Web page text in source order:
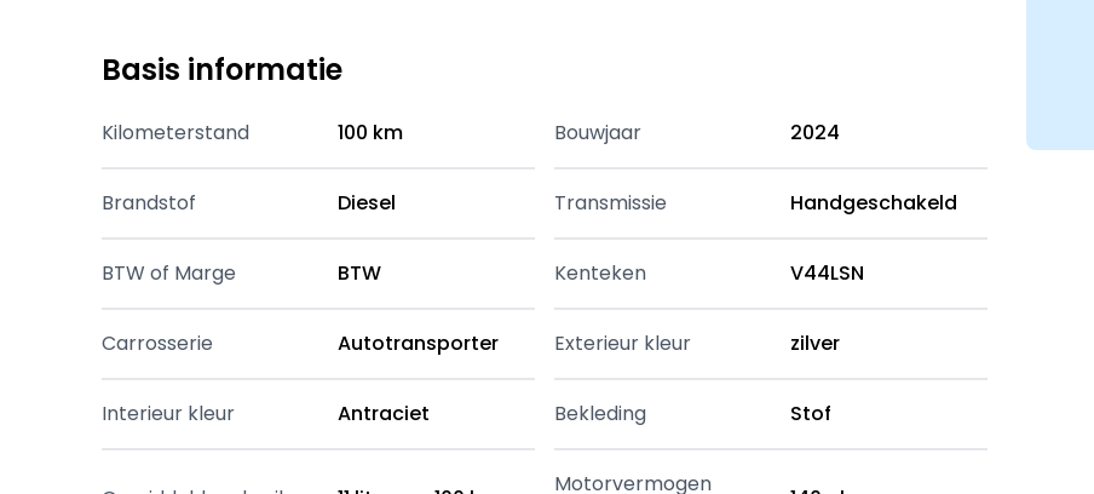
Basis informatie
Kilometerstand 100 km Bouwjaar 2024
Brandstof Diesel Transmissie Handgeschakeld
BTW of Marge BTW Kenteken V44LSN
Carrosserie Autotransporter Exterieur kleur zilver
Interieur kleur Antraciet Bekleding Stof
Motorvermogen